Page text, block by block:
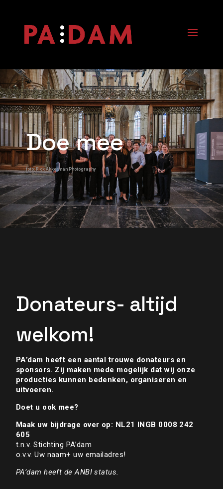
Doe mee
foto: Rick Akkerman Photography
Donateurs- altijd
welkom!
PA’dam heeft een aantal trouwe donateurs en
sponsors. Zij maken mede mogelijk dat wij onze
producties kunnen bedenken, organiseren en
uitvoeren.
Doet u ook mee?
Maak uw bijdrage over op: NL21 INGB 0008 242
605
t.n.v. Stichting PA’dam
o.v.v. Uw naam+ uw emailadres!
PA’dam heeft de ANBI status.